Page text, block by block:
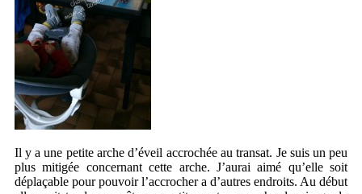
Il y a une petite arche d’éveil accrochée au transat. Je suis un peu
plus mitigée concernant cette arche. J’aurai aimé qu’elle soit
déplaçable pour pouvoir l’accrocher a d’autres endroits. Au début